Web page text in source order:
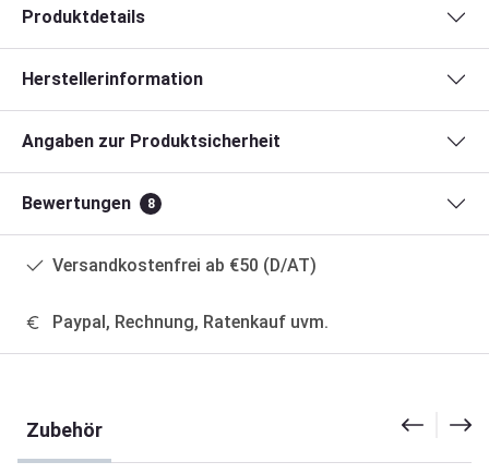
Produktdetails
Herstellerinformation
Angaben zur Produktsicherheit
Bewertungen 8
Versandkostenfrei ab €50 (D/AT)
Paypal, Rechnung, Ratenkauf uvm.
Zubehör